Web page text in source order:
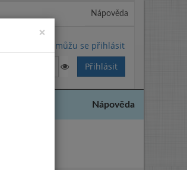
Nápověda
Nemůžu se přihlásit
Nápověda
×